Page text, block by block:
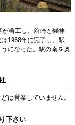
が着工し、舘崎と錢神
1968年に完了し、駅
になった。駅の南を奥
は営業していません。
下さい